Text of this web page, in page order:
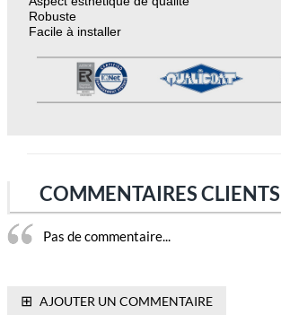
Robuste
Facile à installer
COMMENTAIRES CLIENTS
Pas de commentaire...
⊞ AJOUTER UN COMMENTAIRE